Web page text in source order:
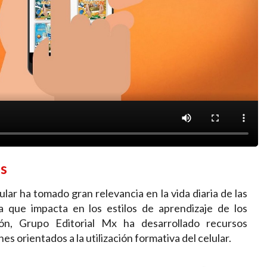
ha tomado gran relevancia en la vida diaria de las
que impacta en los estilos de aprendizaje de los
Grupo Editorial Mx ha desarrollado recursos
orientados a la utilización formativa del celular.